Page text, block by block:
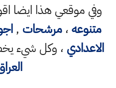
وفي موقعي هذا ايضا
متنوعه،مرشحات ,
الاعدادي ، وكل شيء